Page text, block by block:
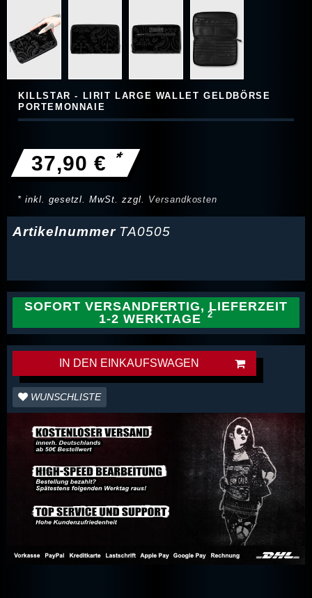
KILLSTAR - LIRIT LARGE WALLET GELDBÖRSE
PORTEMONNAIE
37,90 € *
* inkl. gesetzl. MwSt. zzgl. Versandkosten
Artikelnummer TA0505
SOFORT VERSANDFERTIG, LIEFERZEIT
1-2 WERKTAGE
IN DEN EINKAUFSWAGEN
WUNSCHLISTE